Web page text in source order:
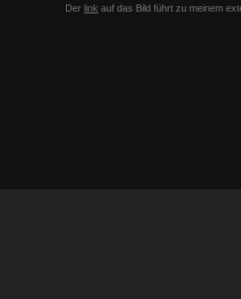
Der link auf das Bild führt zu meinem